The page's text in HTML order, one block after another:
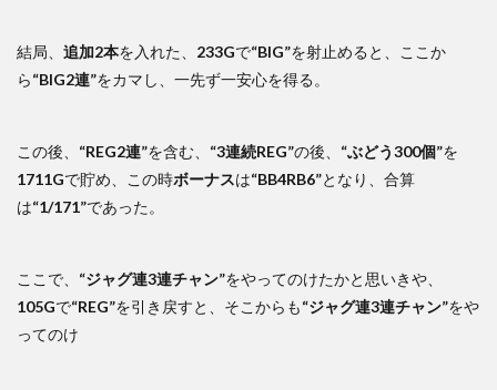
結局、 追加2本を入れた、 233Gで“BIG”を射止めると、ここか
ら“BIG2連”をカマし、一先ず一安心を得る。
この後、 “REG2連”を含む、 “3連続REG”の後、 “ぶどう300個”を
1711Gで貯め、この時ボーナスは“BB4RB6”となり、合算
は“1/171”であった。
ここで、 “ジャグ連3連チャン”をやってのけたかと思いきや、
105Gで“REG”を引き戻すと、そこからも“ジャグ連3連チャン”をや
ってのけ